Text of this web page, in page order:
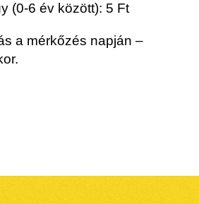
(0-6 év között): 5 Ft
a mérkőzés napján –